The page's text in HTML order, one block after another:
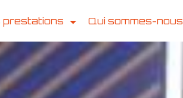
prestations Qui sommes-nous